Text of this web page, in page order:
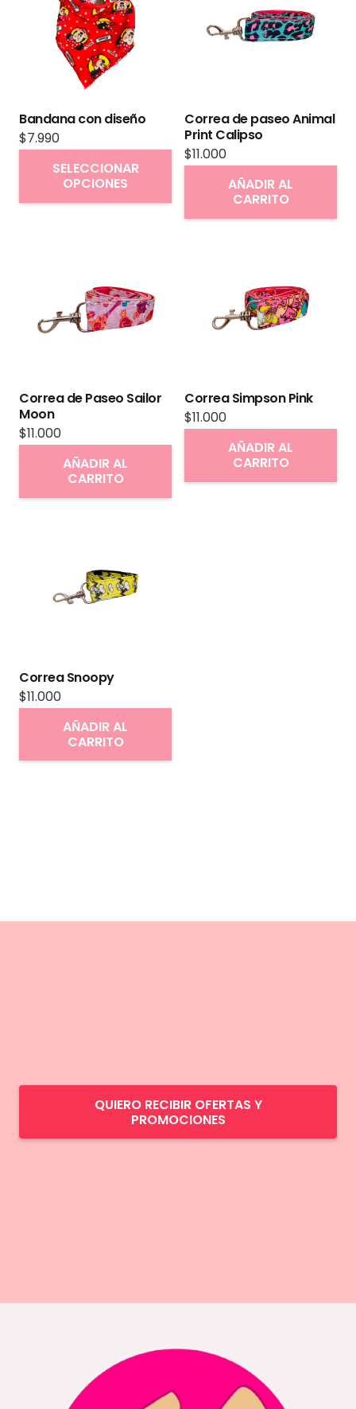
Bandana con diseño
$7.990
SELECCIONAR
OPCIONES
Este
producto
tiene
página
de
Correa de paseo Animal
Print Calipso
$11.000
AÑADIR AL
CARRITO
Correa de Paseo Sailor
Moon
$11.000
AÑADIR AL
CARRITO
Correa Simpson Pink
$11.000
AÑADIR AL
CARRITO
Correa Snoopy
$11.000
AÑADIR AL
CARRITO
QUIERO RECIBIR OFERTAS Y
PROMOCIONES